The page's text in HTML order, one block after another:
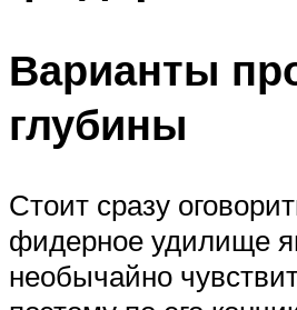
Варианты
глубины
Стоит сразу
фидерное удилище
необычайно